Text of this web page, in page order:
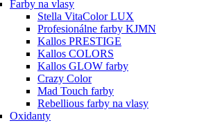
Farby na vlasy
Stella VitaColor LUX
Profesionálne farby KJMN
Kallos PRESTIGE
Kallos COLORS
Kallos GLOW farby
Crazy Color
Mad Touch farby
Rebellious farby na vlasy
Oxidanty